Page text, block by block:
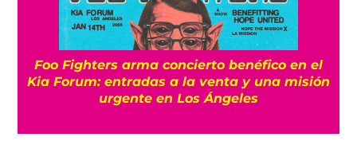
Foo Fighters arma concierto benéfico en el
Kia Forum: entradas a la venta y una misión
urgente en Los Ángeles